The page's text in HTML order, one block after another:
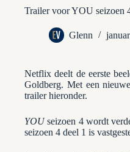
Trailer voor YOU seizoen
Glenn
Netflix deelt de eerste
Goldberg. Met een
trailer hieronder.
YOUseizoen 4 wordt
seizoen 4 deel 1 is